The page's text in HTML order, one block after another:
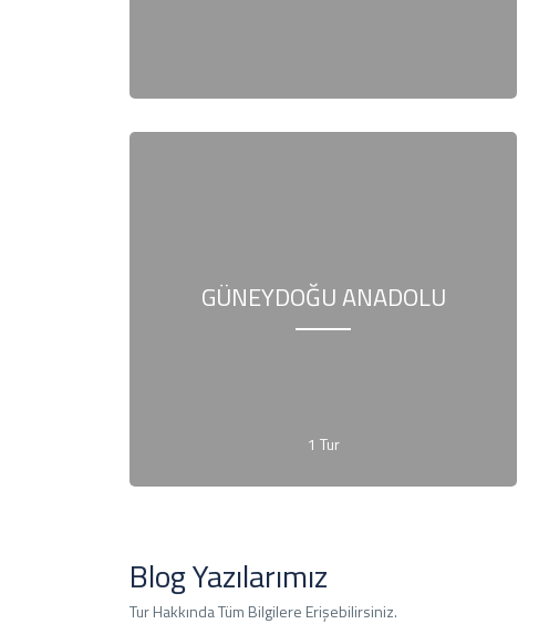
GÜNEYDOĞU ANADOLU
1 Tur
Blog Yazılarımız
Tur Hakkında Tüm Bilgilere Erişebilirsiniz.